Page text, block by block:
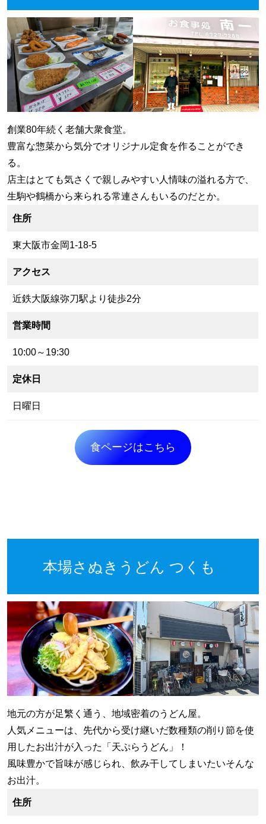
創業80年続く老舗大衆食堂。
豊富な惣菜から気分でオリジナル定食を作ることができ
る。
店主はとても気さくで親しみやすい人情味の溢れる方で、
生駒や鶴橋から来られる常連さんもいるのだとか。
住所
東大阪市金岡1-18-5
アクセス
近鉄大阪線弥刀駅より徒歩2分
営業時間
10:00～19:30
定休日
日曜日
食ページはこちら
本場さぬきうどん つくも
地元の方が足繁く通う、地域密着のうどん屋。
人気メニューは、先代から受け継いだ数種類の削り節を使
用したお出汁が入った「天ぷらうどん」！
風味豊かで旨味が感じられ、飲み干してしまいたいそんな
お出汁。
住所